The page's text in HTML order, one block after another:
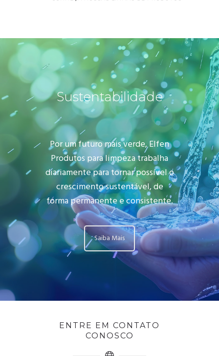
Sustentabilidade
Por um futuro mais verde, Elfen
Produtos para limpeza trabalha
diariamente para tornar possível o
crescimento sustentável, de
forma permanente e consistente.
Saiba Mais
ENTRE EM CONTATO
CONOSCO